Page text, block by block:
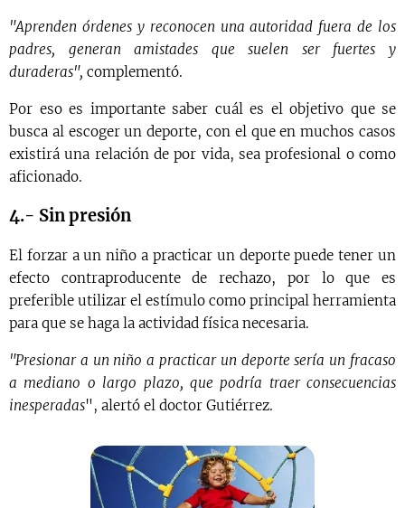
"Aprenden órdenes y reconocen una autoridad fuera de los
padres, generan amistades que suelen ser fuertes y
duraderas", complementó.
Por eso es importante saber cuál es el objetivo que se
busca al escoger un deporte, con el que en muchos casos
existirá una relación de por vida, sea profesional o como
aficionado.
4.- Sin presión
El forzar a un niño a practicar un deporte puede tener un
efecto contraproducente de rechazo, por lo que es
preferible utilizar el estímulo como principal herramienta
para que se haga la actividad física necesaria.
"Presionar a un niño a practicar un deporte sería un fracaso
a mediano o largo plazo, que podría traer consecuencias
inesperadas", alertó el doctor Gutiérrez.